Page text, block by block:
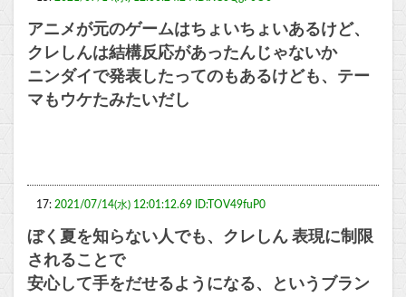
アニメが元のゲームはちょいちょいあるけど、
クレしんは結構反応があったんじゃないか
ニンダイで発表したってのもあるけども、テー
マもウケたみたいだし
17: 2021/07/14(水) 12:01:12.69 ID:TOV49fuP0
ぼく夏を知らない人でも、クレしん 表現に制限
されることで
安心して手をだせるようになる、というブラン